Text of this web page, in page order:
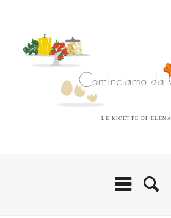
LE RICETTE DI ELENA